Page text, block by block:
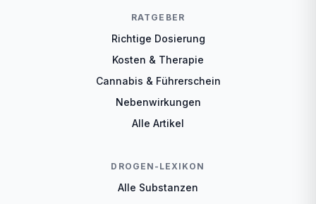
RATGEBER
Richtige Dosierung
Kosten & Therapie
Cannabis & Führerschein
Nebenwirkungen
Alle Artikel
DROGEN-LEXIKON
Alle Substanzen